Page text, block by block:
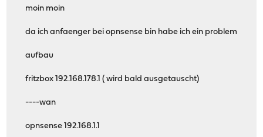
moin moin
da ich anfaenger bei opnsense bin habe ich ein problem
aufbau
fritzbox 192.168.178.1 ( wird bald ausgetauscht)
----wan
opnsense 192.168.1.1